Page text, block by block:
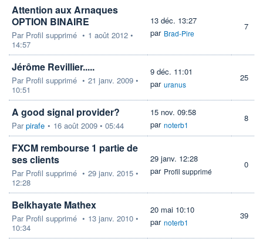
Attention aux Arnaques
OPTION BINAIRE
Par Profil supprimé • 1 août 2012 •
14:57
13 déc. 13:27
par Brad-Pire
7
Jérôme Revillier.....
Par Profil supprimé • 21 janv. 2009 •
10:51
9 déc. 11:01
par uranus
25
A good signal provider?
Parpirafe • 16 août 2009 • 05:44
15 nov. 09:58
par noterb1
8
FXCM rembourse 1 partie de
ses clients
Par Profil supprimé • 29 janv. 2015 •
12:28
29 janv. 12:28
par Profil supprimé
0
Belkhayate Mathex
Par Profil supprimé • 13 janv. 2010 •
10:34
20 mai 10:10
par noterb1
39